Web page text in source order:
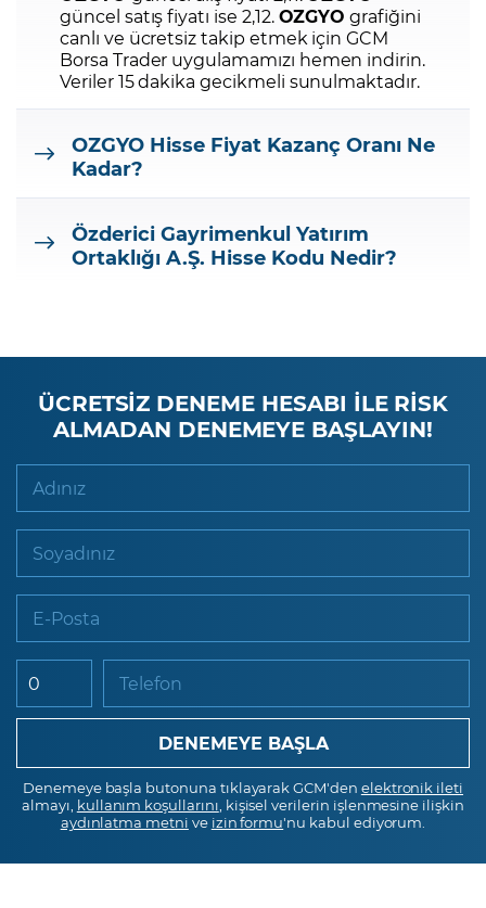
güncel satış fiyatı ise 2,12.OZGYO grafiğini
canlı ve ücretsiz takip etmek için GCM
Borsa Trader uygulamamızı hemen indirin.
Veriler 15 dakika gecikmeli sunulmaktadır.
OZGYO Hisse Fiyat Kazanç Oranı Ne
Kadar?
Özderici Gayrimenkul Yatırım
Ortaklığı A.Ş. Hisse Kodu Nedir?
ÜCRETSİZ DENEME HESABI İLE RİSK
ALMADAN DENEMEYE BAŞLAYIN!
Adınız
Soyadınız
E-Posta
Telefon
Denemeye başla butonuna tıklayarak GCM'den elektronik ileti
almayı, kullanım koşullarını , kişisel verilerin işlenmesine ilişkin
aydınlatma metni ve izin formu'nu kabul ediyorum.